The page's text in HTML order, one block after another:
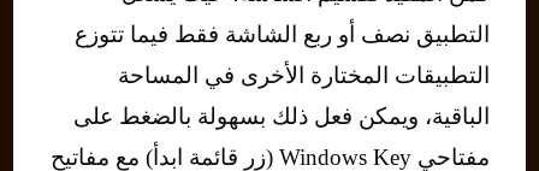
التطبيق نصف أو ربع الشاشة فقط فيما تتوزع
التطبيقات المختارة الأخرى في المساحة
الباقية، ويمكن فعل ذلك بسهولة بالضغط على
مفتاحي Windows Key (زر قائمة ابدأ) مع مفاتيح